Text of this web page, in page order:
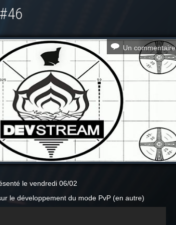
Un commentaire
le vendredi 06/02
le développement du mode PvP (en autre)